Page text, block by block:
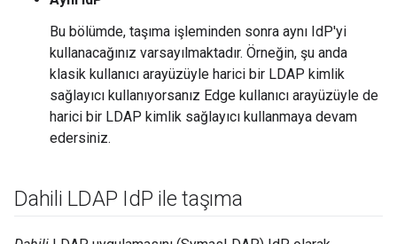
Bu bölümde, taşıma işleminden sonra aynı IdP'yi
kullanacağınız varsayılmaktadır. Örneğin, şu anda
klasik kullanıcı arayüzüyle harici bir LDAP kimlik
sağlayıcı kullanıyorsanız Edge kullanıcı arayüzüyle de
harici bir LDAP kimlik sağlayıcı kullanmaya devam
edersiniz.
Dahili LDAP IdP ile taşıma